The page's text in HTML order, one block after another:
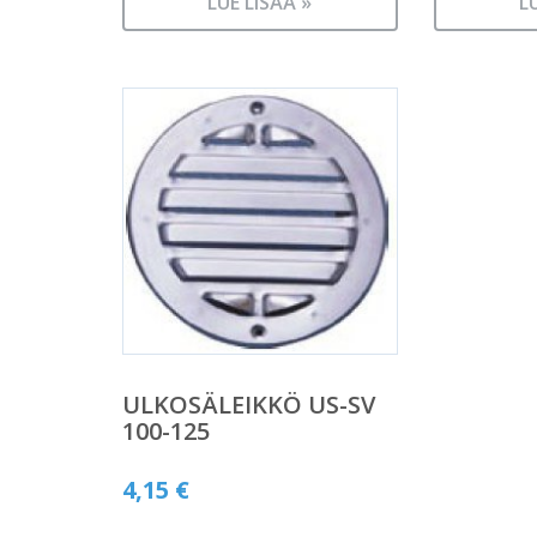
ULKOSÄLEIKKÖ US-SV
100-125
4,15 €